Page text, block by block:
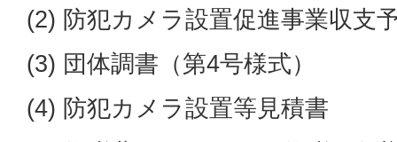
(2) 防犯カメラ設置促進事業収支
(3) 団体調書（第4号様式）
(4) 防犯カメラ設置等見積書